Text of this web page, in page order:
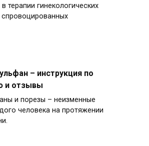
терапии гинекологических
спровоцированных
– инструкция по
и отзывы
и порезы – неизменные
человека на протяжении